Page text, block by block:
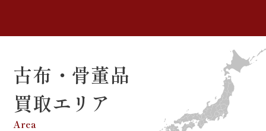
古布・骨董品
買取エリア
Area